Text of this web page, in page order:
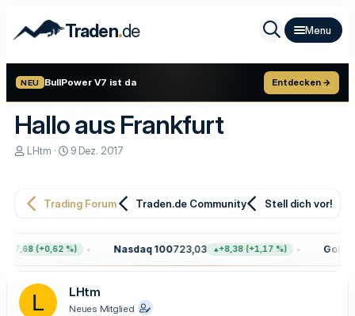
Traden.de
NEU BullPower V7 ist da Entdecken →
Hallo aus Frankfurt
E
e
r
LHtm
E
e
a
m
9 Dez. 2017
Trading Forum Traden.de Community Stell dich vor!
(+0,62 %) Nasdaq 100723,03 +8,38 (+1,17 %) Gold
L LHtm
Neues Mitglied